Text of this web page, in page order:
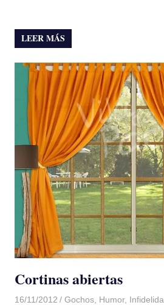
LEER MÁS
Cortinas abiertas
16/11/2012 Luis Castellanos
Gochos, Humor,